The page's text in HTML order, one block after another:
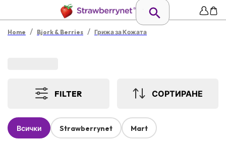
Home / Bjork & Berries / Грижа за Кожата
FILTER СОРТИРАНЕ
Всички Strawberrynet Mart